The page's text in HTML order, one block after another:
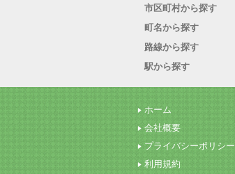
市区町村から探す
町名から探す
路線から探す
駅から探す
ホーム
会社概要
プライバシーポリシー
利用規約